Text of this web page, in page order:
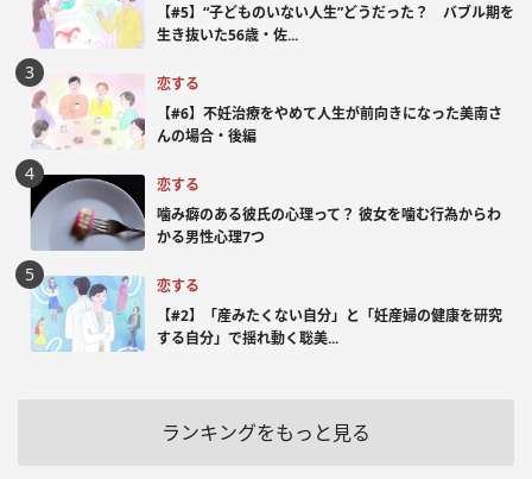
【#5】“子どものいない人生”どうだった？ バブル期を
生き抜いた56歳・佐...
恋する
【#6】不妊治療をやめて人生が前向きになった美南さ
んの場合・後編
恋する
噛み癖のある彼氏の心理って？ 彼女を噛む行為からわ
かる男性心理7つ
恋する
【#2】「産みたくない自分」と「妊産婦の健康を研究
する自分」で揺れ動く聡美...
ランキングをもっと見る